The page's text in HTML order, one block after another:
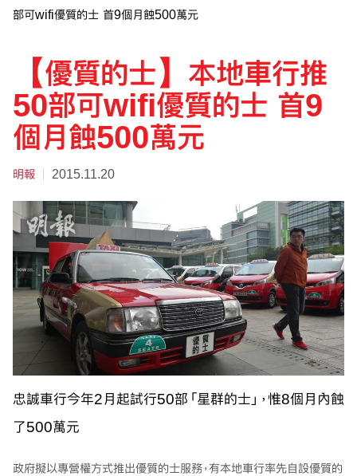
部可wifi優質的士 首9個月蝕500萬元
【優質的士】本地車行推
50部可wifi優質的士 首9
個月蝕500萬元
明報 2015.11.20
忠誠車行今年2月起試行50部「星群的士」，惟8個月內蝕
了500萬元
政府擬以專營權方式推出優質的士服務，有本地車行率先自設優質的